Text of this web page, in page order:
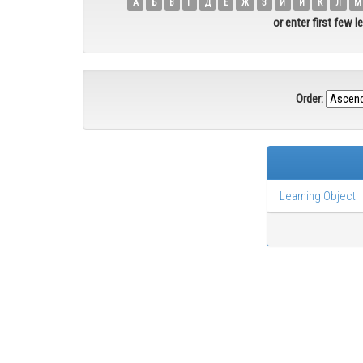
А
Б В Г Д Е Ж З И Й К Л М
or enter first few
Order:
Learning Object